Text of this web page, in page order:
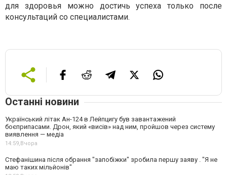
для здоровья можно достичь успеха только после
консультаций со специалистами.
Останні новини
Український літак Ан-124 в Лейпцигу був завантажений
боєприпасами. Дрон, який «висів» над ним, пройшов через систему
виявлення — медіа
14:59,Вчора
Стефанішина після обрання "запобіжки" зробила першу заяву . "Я не
маю таких мільйонів"